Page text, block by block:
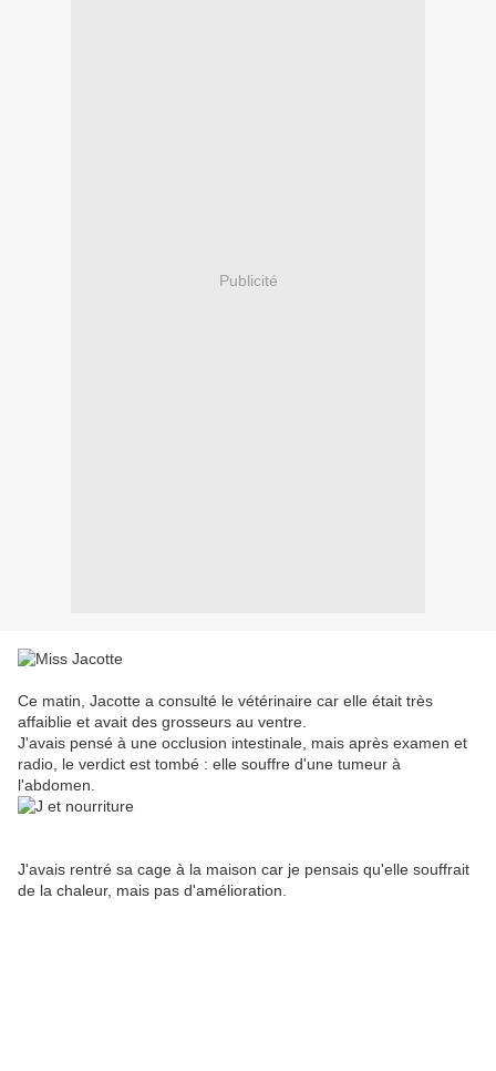
Publicité
Ce matin, Jacotte a consulté le vétérinaire car elle était très
affaiblie et avait des grosseurs au ventre.
J'avais pensé à une occlusion intestinale, mais après examen et
radio, le verdict est tombé : elle souffre d'une tumeur à
l'abdomen.
J'avais rentré sa cage à la maison car je pensais qu'elle souffrait
de la chaleur, mais pas d'amélioration.